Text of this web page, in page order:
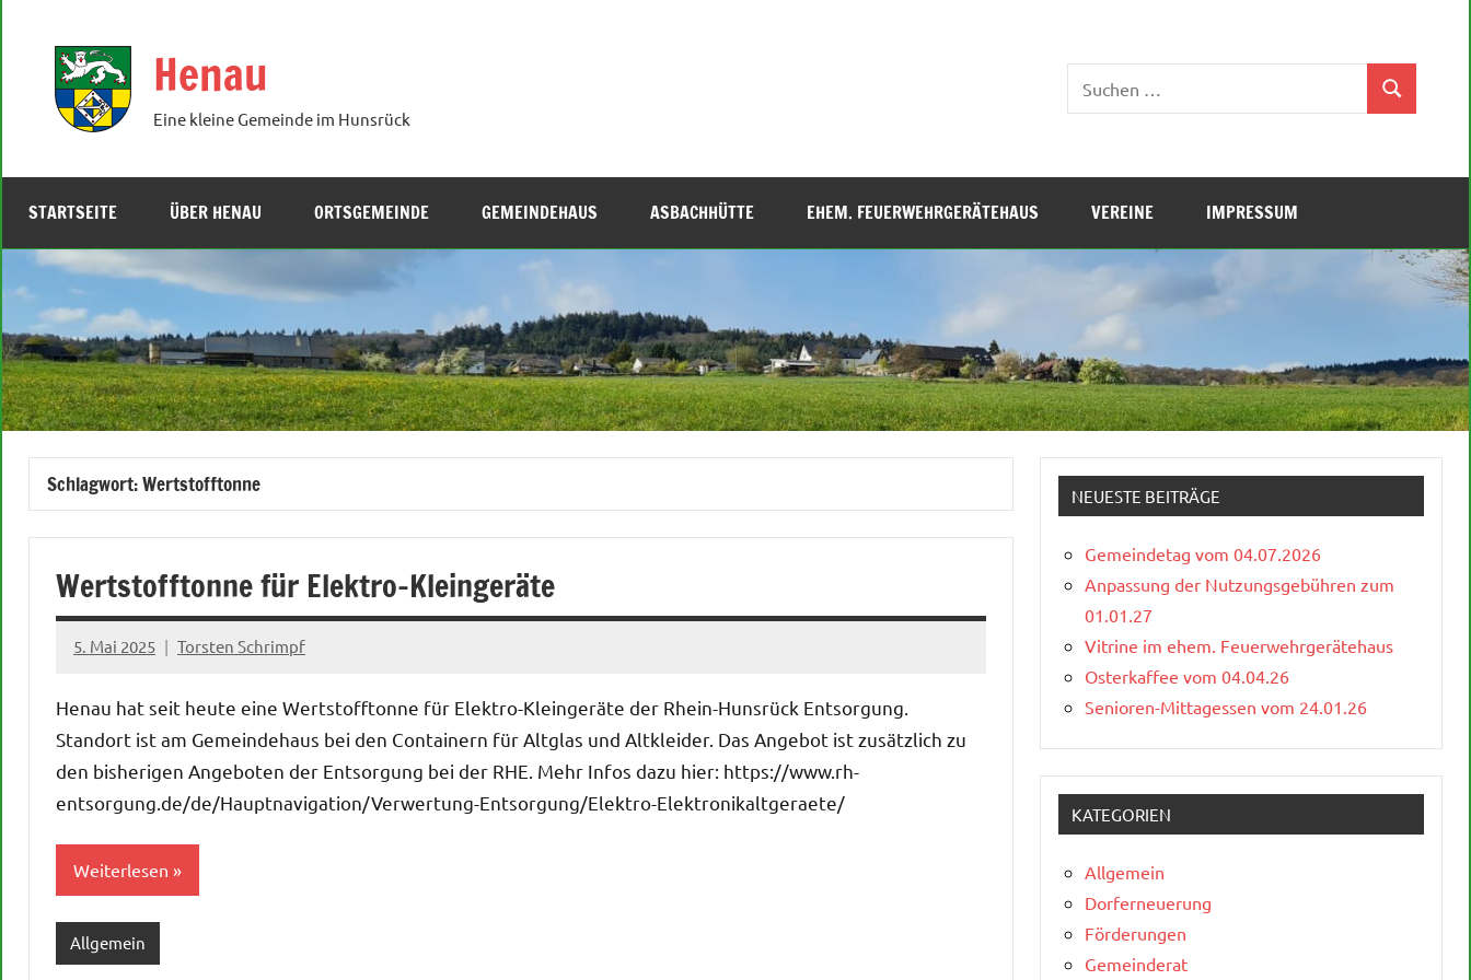
springen
Henau
Eine kleine Gemeinde im Hunsrück
nach:
Suchen
STARTSEITE ÜBER HENAU ORTSGEMEINDE GEMEINDEHAUS ASBACHHÜTTE EHEM. FEUERWEHRGERÄTEHAUS VEREINE IMPRESSUM
Schlagwort:Wertstofftonne
Wertstofftonne für Elektro-Kleingeräte
5. Mai 2025 Torsten Schrimpf
Henau hat seit heute eine Wertstofftonne für Elektro-Kleingeräte der Rhein-Hunsrück Entsorgung.
Standort ist am Gemeindehaus bei den Containern für Altglas und Altkleider. Das Angebot ist zusätzlich zu
den bisherigen Angeboten der Entsorgung bei der RHE. Mehr Infos dazu hier: https://www.rh-
entsorgung.de/de/Hauptnavigation/Verwertung-Entsorgung/Elektro-Elektronikaltgeraete/
Weiterlesen
Allgemein
NEUESTE BEITRÄGE
Gemeindetag vom 04.07.2026
Anpassung der Nutzungsgebühren zum
01.01.27
Vitrine im ehem. Feuerwehrgerätehaus
Osterkaffee vom 04.04.26
Senioren-Mittagessen vom 24.01.26
KATEGORIEN
Allgemein
Dorferneuerung
Förderungen
Gemeinderat